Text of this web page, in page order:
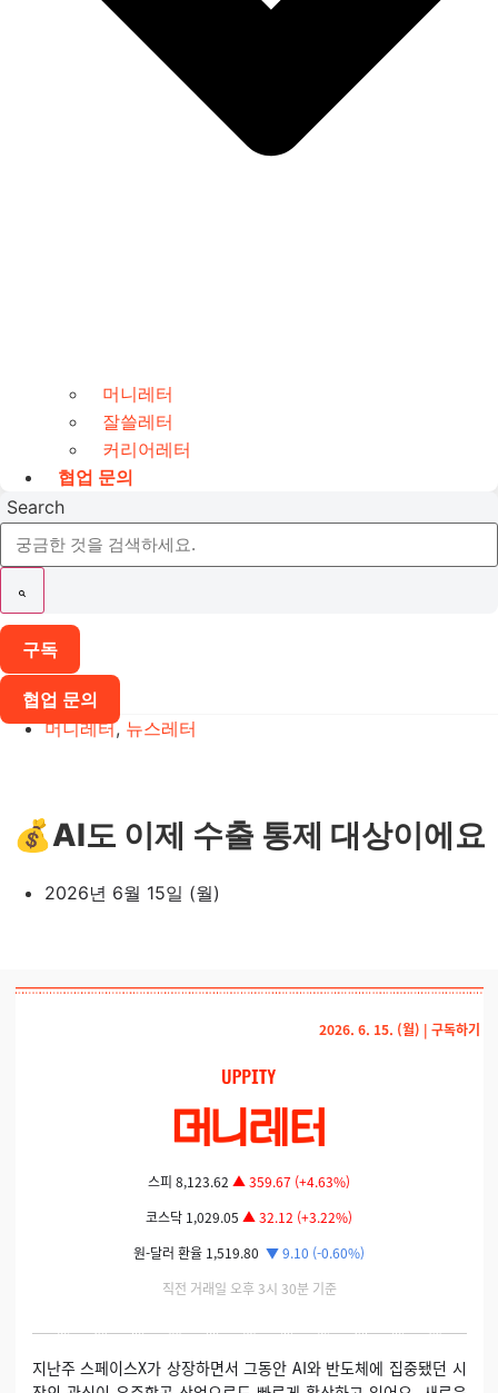
머니레터
잘쓸레터
커리어레터
협업 문의
Search
구독
협업 문의
머니레터, 뉴스레터
💰AI도 이제 수출 통제 대상이에요
2026년 6월 15일 (월)
2026. 6. 15. (월) | 구독하기
스피 8,123.62 ▲ 359.67 (+4.63%)
코스닥 1,029.05 ▲ 32.12 (+3.22%)
원-달러 환율 1,519.80 ▼9.10 (-0.60%)
직전 거래일 오후 3시 30분 기준
지난주 스페이스X가 상장하면서 그동안 AI와 반도체에 집중됐던 시